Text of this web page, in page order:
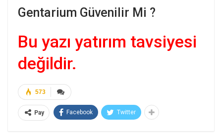
Gentarium Güvenilir Mi ?
Bu yazı yatırım tavsiyesi
değildir.
573
Pay Facebook Twitter